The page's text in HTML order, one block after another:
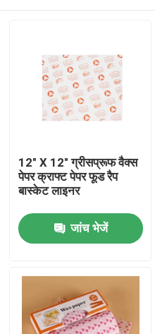
घर
वीआर शो
12" X 12" ग्रीसप्रूफ वैक्स
पेपर क्राफ्ट पेपर फूड रैप
बास्केट लाइनर
जांच भेजें